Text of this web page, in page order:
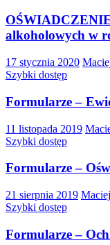
alkoholowych w
17 stycznia 2020
Szybki dostęp
Formularze –
11 listopada 2019
Szybki dostęp
Formularze –
21 sierpnia 2019
Szybki dostęp
Formularze –